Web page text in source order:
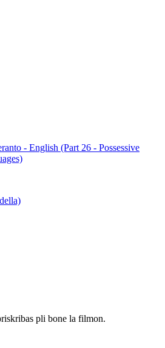
- English (Part 26 - Possessive
pli bone la filmon.